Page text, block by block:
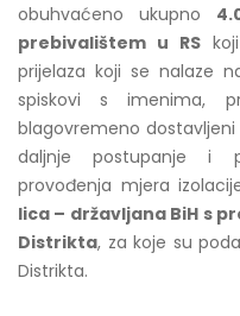
obuhvaćeno ukupno
prebivalištem u RS
prijelaza koji se nalaze
spiskovi s imenima,
blagovremeno dostavljeni
daljnje postupanje i
provođenja mjera
lica – državljana BiH s
Distrikta, za koje su
Distrikta.